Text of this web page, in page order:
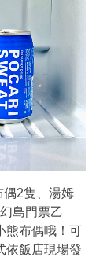
偶2隻、湯姆
島門票乙
熊布偶哦！可
依飯店現場發